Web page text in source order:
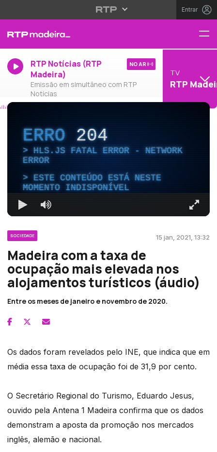
Entrar
RTP Notícias (RTP
Madeira)
Emissão em simultâneo com RTP
Notícias
NO AR
TV
RTP
ERRO204
HLS.JS FATAL ERROR - NETWORK
ERROR
ESTE CONTEÚDO ESTÁ NESTE
MOMENTO INDISPONÍVEL
SOCIEDADE 15 jan, 2021, 13:32
Madeira com a taxa de
ocupação mais elevada nos
alojamentos turísticos (áudio)
Entre os meses de janeiro e novembro de 2020.
Os dados foram revelados pelo INE, que indica que em
média essa taxa de ocupação foi de 31,9 por cento.
O Secretário Regional do Turismo, Eduardo Jesus,
ouvido pela Antena 1 Madeira confirma que os dados
demonstram a aposta da promoção nos mercados
inglês, alemão e nacional.